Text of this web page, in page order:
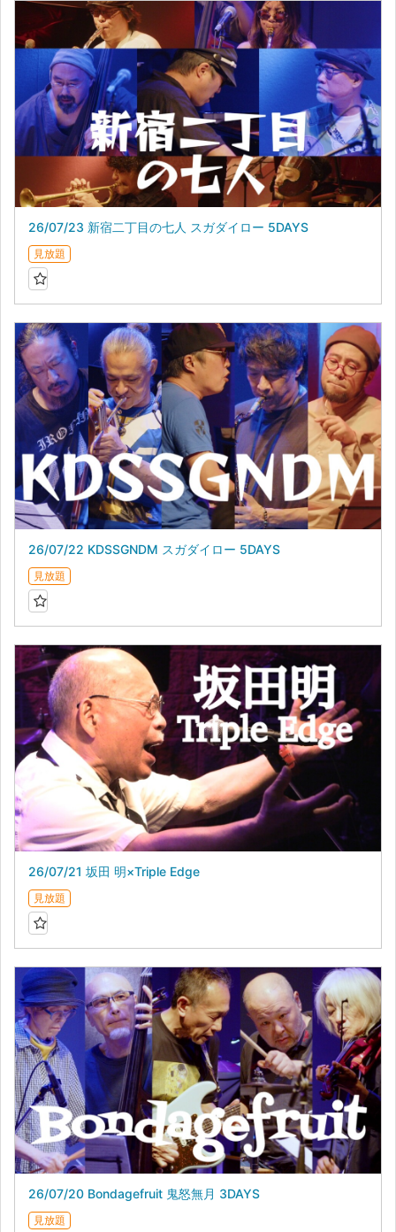
26/07/23 新宿二丁目の七人 スガダイロー 5DAYS
見放題
26/07/22 KDSSGNDM スガダイロー 5DAYS
見放題
26/07/21 坂田 明×Triple Edge
見放題
26/07/20 Bondagefruit 鬼怒無月 3DAYS
見放題